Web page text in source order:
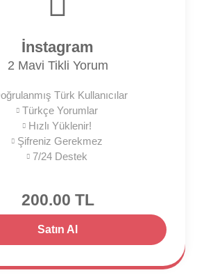
İnstagram
2 Mavi Tikli Yorum
Türk Kullanıcılar
Türkçe Yorumlar
Hızlı Yüklenir!
Şifreniz Gerekmez
7/24 Destek
200.00 TL
Satın Al